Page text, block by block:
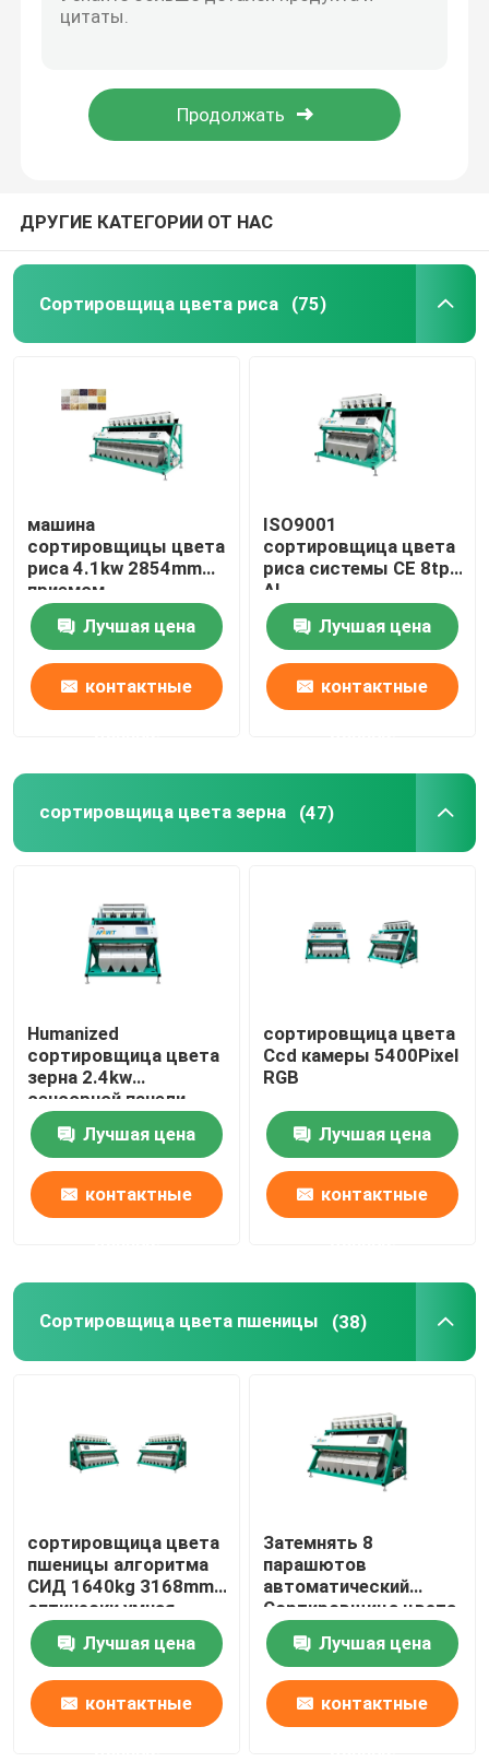
сортировщица цвета анакардии
Кофейные зерна красят сортировщицу
сортировщица цвета сезама
Чокнутая сортировщица цвета
пластиковая сортировщица цвета
сортировщица цвета чая
Сортировщица цвета пояса
Материальная сортируя машина
ДРУГИЕ КАТЕГОРИИ ОТ НАС
Сортировщица цвета риса (75)
машина
сортировщицы цвета
риса 4.1kw 2854mm
приемом
изображения Ccd
Лучшая цена
контактные
ISO9001
сортировщица цвета
риса системы CE 8tph
AI
Лучшая цена
контактные
сортировщица цвета зерна (47)
Humanized
сортировщица цвета
зерна 2.4kw
сенсорной панели
1912mm
Лучшая цена
контактные
сортировщица цвета
Ccd камеры 5400Pixel
RGB
Лучшая цена
контактные
Сортировщица цвета пшеницы (38)
сортировщица цвета
пшеницы алгоритма
СИД 1640kg 3168mm
оптически умная
Лучшая цена
контактные
Затемнять 8
парашютов
автоматический
Сортировщица цвета
пшеницы
Лучшая цена
контактные